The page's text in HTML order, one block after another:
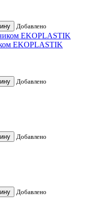
Добавлено
EKOPLASTIK
Добавлено
Добавлено
Добавлено